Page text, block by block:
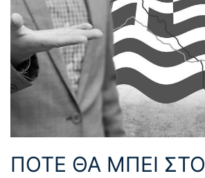
ΠΟΤΕ ΘΑ ΜΠΕΙ ΣΤΟ